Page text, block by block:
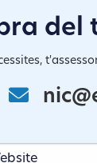
del